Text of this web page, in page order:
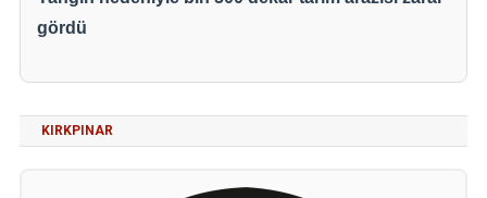
gördü
KIRKPINAR